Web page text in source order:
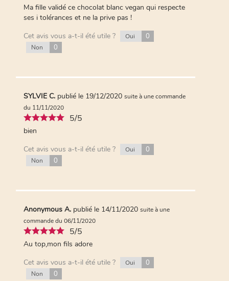
Ma fille validé ce chocolat blanc vegan qui respecte
ses i tolérances et ne la prive pas !
Cet avis vous a-t-il été utile ?
Oui 0
Non 0
SYLVIE C. publié le 19/12/2020 suite à une commande
du 11/11/2020
5/5
bien
Cet avis vous a-t-il été utile ?
Oui 0
Non 0
Anonymous A. publié le 14/11/2020 suite à une
commande du 06/11/2020
5/5
Au top,mon fils adore
Cet avis vous a-t-il été utile ?
Oui 0
Non 0